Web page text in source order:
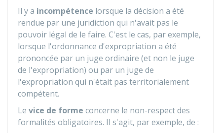
Il y a incompétence lorsque la décision a été
rendue par une juridiction qui n'avait pas le
pouvoir légal de le faire. C'est le cas, par exemple,
lorsque l'ordonnance d'expropriation a été
prononcée par un juge ordinaire (et non le juge
de l'expropriation) ou par un juge de
l'expropriation qui n'était pas territorialement
compétent.
Le vice de forme concerne le non-respect des
formalités obligatoires. Il s'agit, par exemple, de :